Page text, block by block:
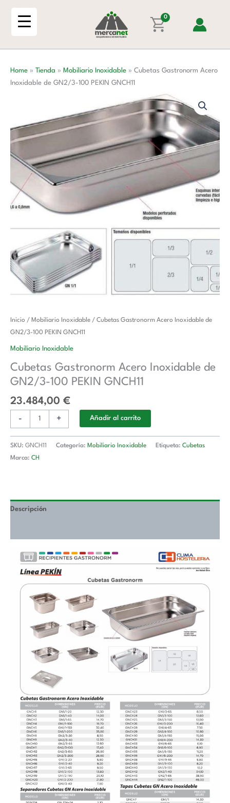
0
Home » Tienda » Mobiliario Inoxidable » Cubetas Gastronorm Acero
Inoxidable de GN2/3-100 PEKIN GNCH11
Inicio / Mobiliario Inoxidable / Cubetas Gastronorm Acero Inoxidable de
GN2/3-100 PEKIN GNCH11
Mobiliario Inoxidable
Cubetas Gastronorm Acero Inoxidable de
GN2/3-100 PEKIN GNCH11
23.484,00 €
-
Cubetas
Gastronorm
Acero
de
GN2/3-
PEKIN
GNCH11
cantidad
+ Añadir al carrito
SKU: GNCH11 Categoría: Mobiliario Inoxidable Etiqueta: Cubetas
Marca: CH
Descripción
GN2/3-
100
GNCH11
cantidad